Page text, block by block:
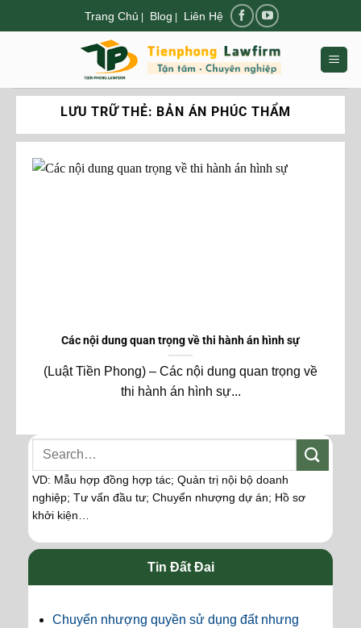
đến
Trang Chủ | Blog | Liên Hệ
LƯU TRỮ THẺ: BẢN ÁN PHÚC THẨM
Các nội dung quan trọng về thi hành án hình sự
(Luật Tiền Phong) – Các nội dung quan trọng về
thi hành án hình sự...
VD: Mẫu hợp đồng hợp tác; Quản trị nội bộ doanh
nghiệp; Tư vấn đầu tư; Chuyển nhượng dự án; Hồ sơ
khởi kiện…
Tin Đất Đai
Chuyển nhượng quyền sử dụng đất nhưng